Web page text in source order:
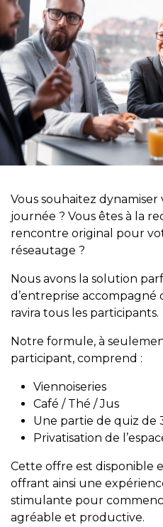
Vous souhaitez
journée ? Vous êtes à la
rencontre original pour
réseautage ?
Nous avons la solution
d’entreprise accompagné
ravira tous les participants.
Notre formule, à
participant, comprend :
Viennoiseries
Café / Thé / Jus
Une partie de quiz de
Privatisation de
Cette offre est disponible
offrant ainsi une
stimulante pour
agréable et productive.